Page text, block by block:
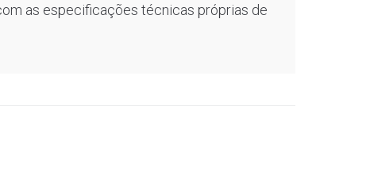
as especificações técnicas próprias de